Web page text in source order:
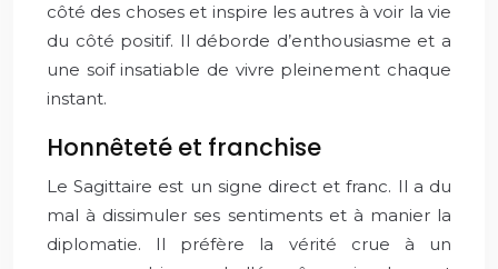
côté des choses et inspire les autres à voir la vie
du côté positif. Il déborde d’enthousiasme et a
une soif insatiable de vivre pleinement chaque
instant.
Honnêteté et franchise
Le Sagittaire est un signe direct et franc. Il a du
mal à dissimuler ses sentiments et à manier la
diplomatie. Il préfère la vérité crue à un